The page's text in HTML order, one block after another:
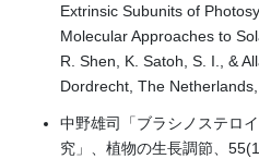
Extrinsic Subunits of
Molecular Approaches to
R. Shen, K. Satoh, S. I., &
Dordrecht, The
中野雄司「ブラシノステロ
究」、植物の生長調節、